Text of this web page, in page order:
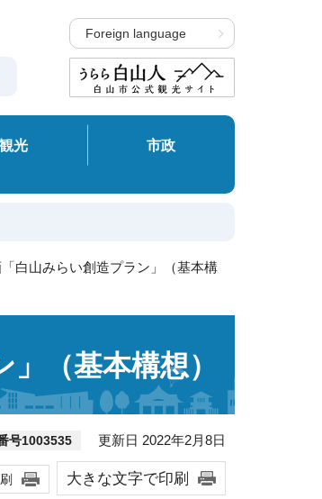
Foreign language
観光 市政
白山みらい創造プラン」（基本構
（基本構想）
号1003535 更新日 2022年2月8日
大きな文字で印刷